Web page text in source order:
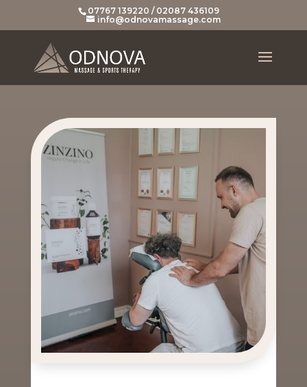
07767 139220 / 02087 436109
info@odnovamassage.com